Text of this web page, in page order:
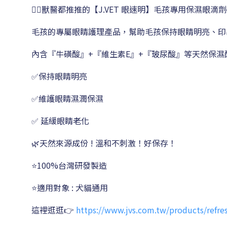
👨‍⚕️獸醫都推推的【J.VET 眼速明】毛孩專用保濕眼滴
毛孩的專屬眼睛護理產品，幫助毛孩保持眼睛明亮、
內含『牛磺酸』+『維生素E』+『玻尿酸』等天然保濕
✅保持眼睛明亮
✅維護眼睛濕潤保濕
✅ 延緩眼睛老化
🌿天然來源成份 ! 溫和不刺激！好保存！
⭐100%台灣研發製造
⭐適用對象 : 犬貓通用
這裡逛逛👉 https://www.jvs.com.tw/products/